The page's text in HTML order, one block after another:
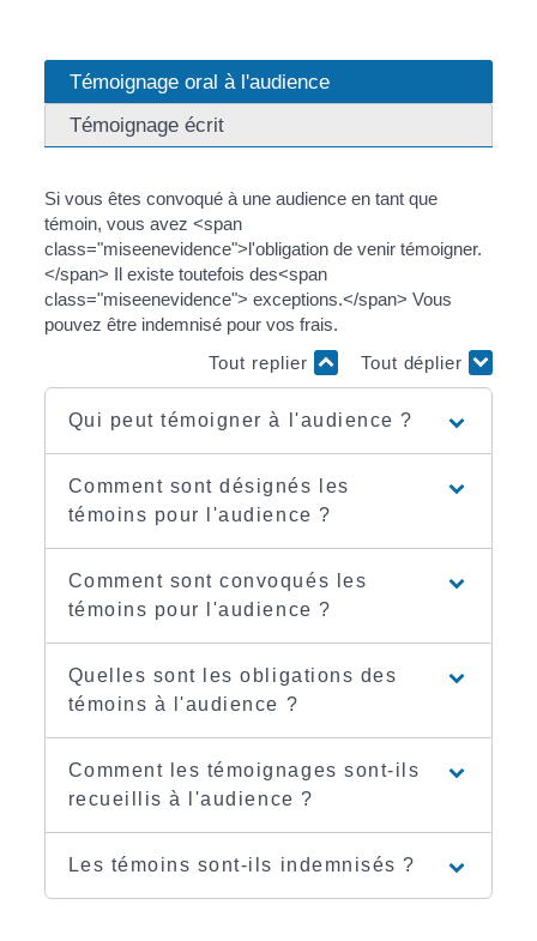
Témoignage oral à l'audience
Témoignage écrit
Si vous êtes convoqué à une audience en tant que
témoin, vous avez <span
class="miseenevidence">l'obligation de venir témoigner.
</span> Il existe toutefois des<span
class="miseenevidence"> exceptions.</span> Vous
pouvez être indemnisé pour vos frais.
Tout replier
Tout déplier
Qui peut témoigner à l'audience ?
Comment sont désignés les
témoins pour l'audience ?
Comment sont convoqués les
témoins pour l'audience ?
Quelles sont les obligations des
témoins à l'audience ?
Comment les témoignages sont-ils
recueillis à l'audience ?
Les témoins sont-ils indemnisés ?